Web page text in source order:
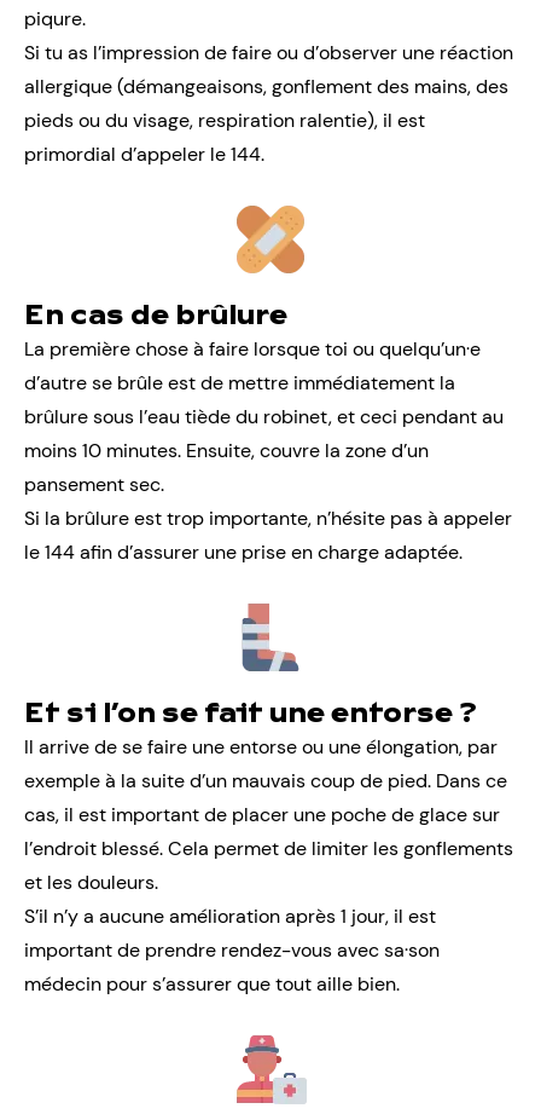
piqure.
Si tu as l’impression de faire ou d’observer une réaction
allergique (démangeaisons, gonflement des mains, des
pieds ou du visage, respiration ralentie), il est
primordial d’appeler le 144.
En cas de brûlure
La première chose à faire lorsque toi ou quelqu’un·e
d’autre se brûle est de mettre immédiatement la
brûlure sous l’eau tiède du robinet, et ceci pendant au
moins 10 minutes. Ensuite, couvre la zone d’un
pansement sec.
Si la brûlure est trop importante, n’hésite pas à appeler
le 144 afin d’assurer une prise en charge adaptée.
Et si l’on se fait une entorse ?
Il arrive de se faire une entorse ou une élongation, par
exemple à la suite d’un mauvais coup de pied. Dans ce
cas, il est important de placer une poche de glace sur
l’endroit blessé. Cela permet de limiter les gonflements
et les douleurs.
S’il n’y a aucune amélioration après 1 jour, il est
important de prendre rendez-vous avec sa·son
médecin pour s’assurer que tout aille bien.